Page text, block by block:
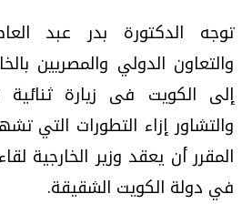
توجه الدكتورة بدر عبد
والتعاون الدولي والمصريين
إلى الكويت فى زيارة
والتشاور إزاء التطورات التي
المقرر أن يعقد وزير الخارجية
في دولة الكويت الشقيقة.